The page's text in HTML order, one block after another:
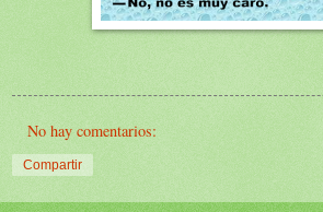
No hay comentarios:
Compartir